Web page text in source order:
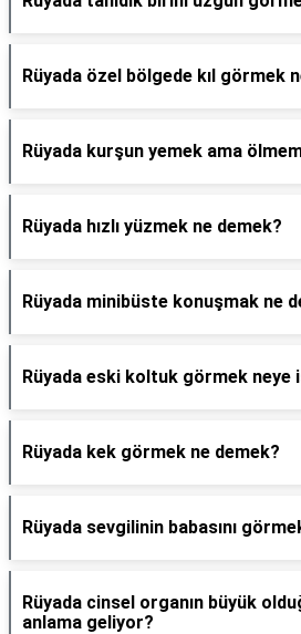
Rüyada özel bölgede kıl görmek
Rüyada kurşun yemek ama
Rüyada hızlı yüzmek ne demek?
Rüyada minibüste konuşmak ne
Rüyada eski koltuk görmek
Rüyada kek görmek ne demek?
Rüyada sevgilinin babasını
Rüyada cinsel organın büyük
anlama geliyor?